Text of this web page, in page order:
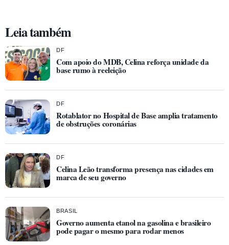
Leia também
DF
Com apoio do MDB, Celina reforça unidade da
base rumo à reeleição
DF
Rotablator no Hospital de Base amplia tratamento
de obstruções coronárias
DF
Celina Leão transforma presença nas cidades em
marca de seu governo
BRASIL
Governo aumenta etanol na gasolina e brasileiro
pode pagar o mesmo para rodar menos